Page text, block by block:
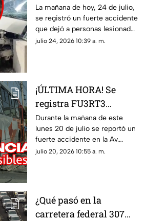
en carretera federal 307
tramo Playa del
Carmen - Cancún HOY:
Esto se sabe del choque
La mañana de hoy, 24 de julio,
se registró un fuerte accidente
que dejó a personas lesionadas
en la carretera federal 307
julio 24, 2026 10:39 a. m.
¡ÚLTIMA HORA! Se
registra FU3RT3
accidente en la Av.
Kabah en Cancún HOY
20 de julio; hay
lesionados
Durante la mañana de este
lunes 20 de julio se reportó un
fuerte accidente en la Av.
Kabah en Cancún. De manera
julio 20, 2026 10:55 a. m.
¿Qué pasó en la
carretera federal 307